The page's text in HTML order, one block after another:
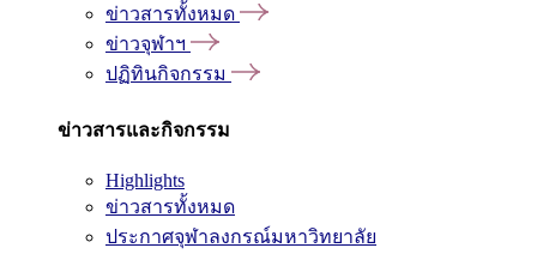
ข่าวสารทั้งหมด
ข่าวจุฬาฯ
ปฏิทินกิจกรรม
ข่าวสารและกิจกรรม
Highlights
ข่าวสารทั้งหมด
ประกาศจุฬาลงกรณ์มหาวิทยาลัย